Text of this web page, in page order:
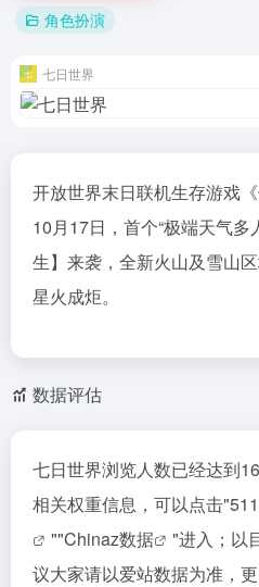
角色扮演
七日世界
开放世界末日联机生存游戏
10月17日，首个“极端天气多
生】来袭，全新火山及雪山
星火成炬。
数据评估
七日世界浏览人数已经达到
相关权重信息，可以点击"
""Chinaz数据
"进入；以
议大家请以爱站数据为准，